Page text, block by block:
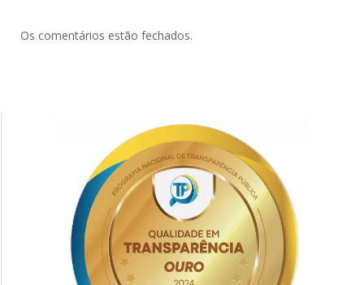
Os comentários estão fechados.